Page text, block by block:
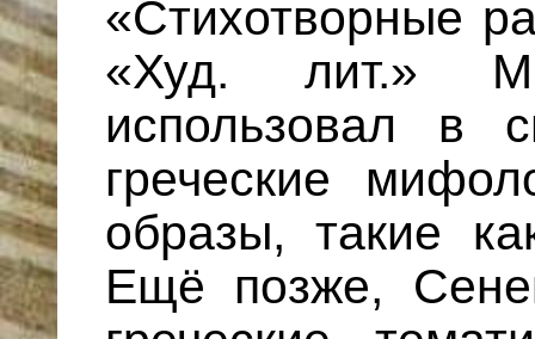
«Стихотворные
«Худ. лит.»
использовал в
греческие
образы, такие
Ещё позже,